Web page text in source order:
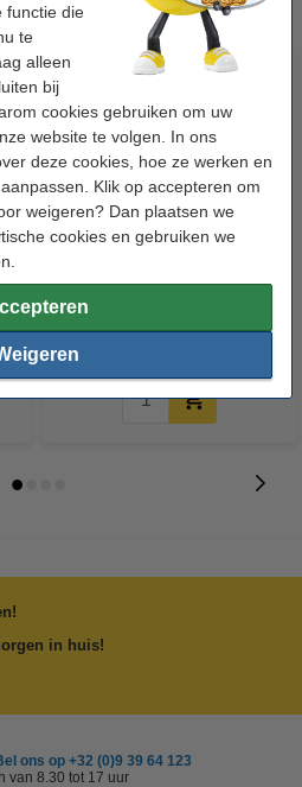
functie die
te
alleen
bij
cookies gebruiken om uw
website te volgen. In ons
deze cookies, hoe ze werken en
Klik op accepteren om
weigeren? Dan plaatsen we
cookies en gebruiken we
producten
Epson T44Q420 inktcartridge
€ 139,50 Incl. 21% btw
in huis!
ons op +32 (0)9 39 64 123
van 8.30 tot 17 uur